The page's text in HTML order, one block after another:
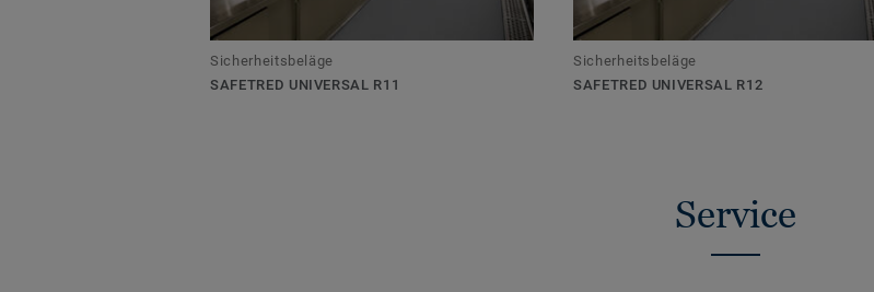
Sicherheitsbeläge
SAFETRED UNIVERSAL R11
Sicherheitsbeläge
SAFETRED UNIVERSAL R12
Service